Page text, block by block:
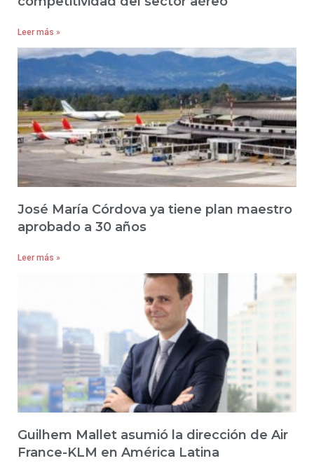
Leer más »
José María Córdova ya tiene plan maestro
aprobado a 30 años
Leer más »
Guilhem Mallet asumió la dirección de Air
France-KLM en América Latina